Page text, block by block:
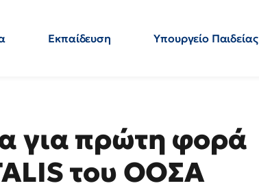
Εκπαίδευση Υπουργείο Παιδείας
για πρώτη φορά
του ΟΟΣΑ